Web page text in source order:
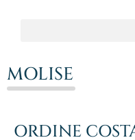
MOLISE
ORDINE